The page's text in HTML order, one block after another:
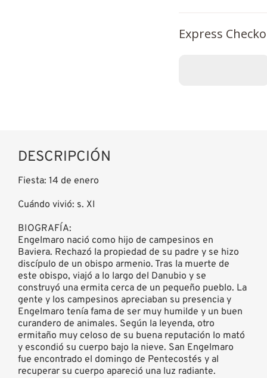
Express
DESCRIPCIÓN
Fiesta: 14 de enero
Cuándo vivió: s. XI
BIOGRAFÍA:
Engelmaro nació como hijo de campesinos en
Baviera. Rechazó la propiedad de su padre y se hizo
discípulo de un obispo armenio. Tras la muerte de
este obispo, viajó a lo largo del Danubio y se
construyó una ermita cerca de un pequeño pueblo. La
gente y los campesinos apreciaban su presencia y
Engelmaro tenía fama de ser muy humilde y un buen
curandero de animales. Según la leyenda, otro
ermitaño muy celoso de su buena reputación lo mató
y escondió su cuerpo bajo la nieve. San Engelmaro
fue encontrado el domingo de Pentecostés y al
recuperar su cuerpo apareció una luz radiante.